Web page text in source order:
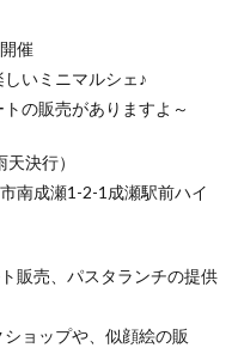
催
いミニマルシェ♪
の販売がありますよ～
決行）
南成瀬1-2-1成瀬駅前ハイ
販売、パスタランチの提供
ョップや、似顔絵の販